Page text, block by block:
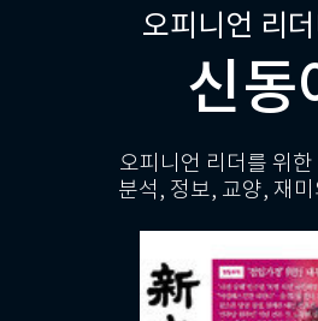
오피니언 리
신동
오피니언 리더를 위한
분석, 정보, 교양, 재